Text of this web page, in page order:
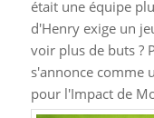
était une équipe
d'Henry exige un
voir plus de buts ?
s'annonce comme
pour l'Impact de